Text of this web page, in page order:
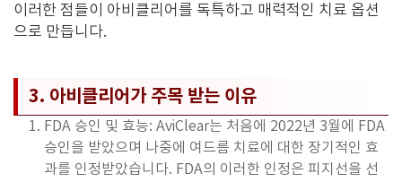
이러한 점들이 아비클리어를 독특하고 매력적인 치료 옵션
으로 만듭니다.
3. 아비클리어가 주목 받는 이유
FDA 승인 및 효능: AviClear는 처음에 2022년 3월에 FDA
승인을 받았으며 나중에 여드름 치료에 대한 장기적인 효
과를 인정받았습니다. FDA의 이러한 인정은 피지선을 선